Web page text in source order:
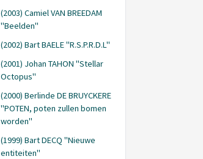
(2003) Camiel VAN BREEDAM
"Beelden"
(2002) Bart BAELE "R.S.P.R.D.L"
(2001) Johan TAHON "Stellar
Octopus"
(2000) Berlinde DE BRUYCKERE
"POTEN, poten zullen bomen
worden"
(1999) Bart DECQ "Nieuwe
entiteiten"